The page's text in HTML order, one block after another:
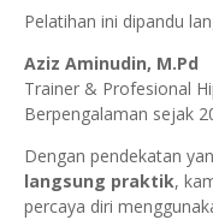
Pelatihan ini dipandu
Aziz Aminudin, M.Pd
Trainer & Profesional
Berpengalaman sejak
Dengan pendekatan
langsung praktik,
percaya diri